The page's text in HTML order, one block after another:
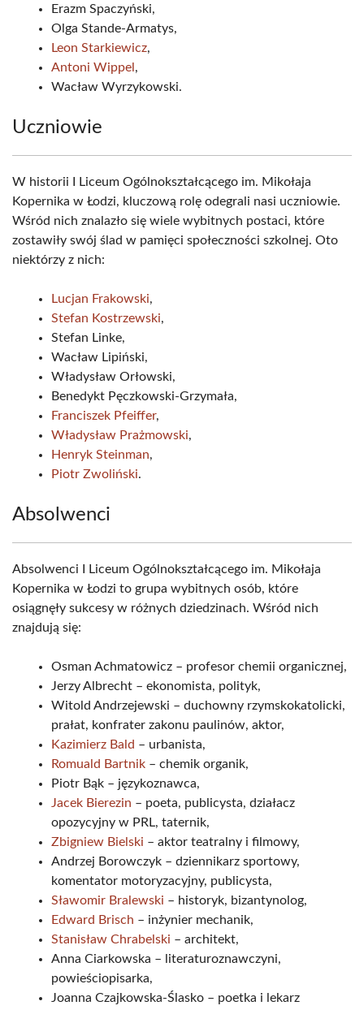
Erazm Spaczyński,
Olga Stande-Armatys,
Leon Starkiewicz,
Antoni Wippel ,
Wacław Wyrzykowski.
Uczniowie
W historii I Liceum Ogólnokształcącego im. Mikołaja
Kopernika w Łodzi, kluczową rolę odegrali nasi uczniowie.
Wśród nich znalazło się wiele wybitnych postaci, które
zostawiły swój ślad w pamięci społeczności szkolnej. Oto
niektórzy z nich:
Lucjan Frakowski,
Stefan Kostrzewski,
Stefan Linke,
Wacław Lipiński,
Władysław Orłowski,
Benedykt Pęczkowski-Grzymała,
Franciszek Pfeiffer,
Władysław Prażmowski,
Henryk Steinman,
Piotr Zwoliński.
Absolwenci
Absolwenci I Liceum Ogólnokształcącego im. Mikołaja
Kopernika w Łodzi to grupa wybitnych osób, które
osiągnęły sukcesy w różnych dziedzinach. Wśród nich
znajdują się:
Osman Achmatowicz – profesor chemii organicznej,
Jerzy Albrecht – ekonomista, polityk,
Witold Andrzejewski – duchowny rzymskokatolicki,
prałat, konfrater zakonu paulinów, aktor,
Kazimierz Bald – urbanista,
Romuald Bartnik – chemik organik,
Piotr Bąk – językoznawca,
Jacek Bierezin – poeta, publicysta, działacz
opozycyjny w PRL, taternik,
Zbigniew Bielski – aktor teatralny i filmowy,
Andrzej Borowczyk – dziennikarz sportowy,
komentator motoryzacyjny, publicysta,
Sławomir Bralewski – historyk, bizantynolog,
Edward Brisch – inżynier mechanik,
Stanisław Chrabelski – architekt,
Anna Ciarkowska – literaturoznawczyni,
powieściopisarka,
Joanna Czajkowska-Ślasko – poetka i lekarz